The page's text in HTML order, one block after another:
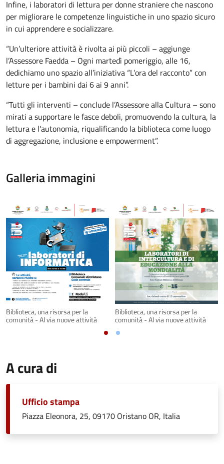
Infine, i laboratori di lettura per donne straniere che nascono
per migliorare le competenze linguistiche in uno spazio sicuro
in cui apprendere e socializzare.
“Un’ulteriore attività è rivolta ai più piccoli – aggiunge
l’Assessore Faedda – Ogni martedì pomeriggio, alle 16,
dedichiamo uno spazio all’iniziativa “L’ora del racconto” con
letture per i bambini dai 6 ai 9 anni”.
“Tutti gli interventi – conclude l’Assessore alla Cultura – sono
mirati a supportare le fasce deboli, promuovendo la cultura, la
lettura e l'autonomia, riqualificando la biblioteca come luogo
di aggregazione, inclusione e empowerment”.
Galleria immagini
Biblioteca, una risorsa per la
comunità - Al via nuove attività
Biblioteca, una risorsa per la
comunità - Al via nuove attività
A cura di
Ufficio stampa
Piazza Eleonora, 25, 09170 Oristano OR, Italia